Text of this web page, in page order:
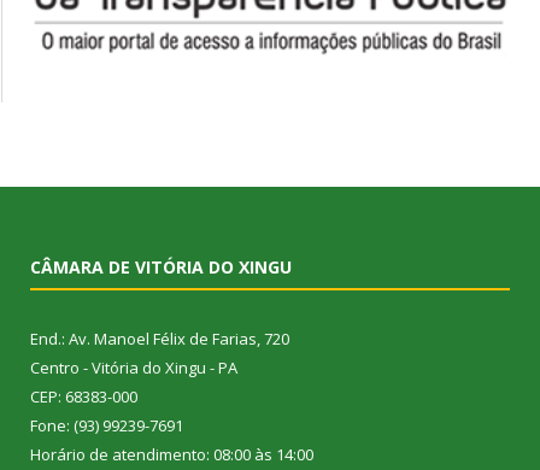
CÂMARA DE VITÓRIA DO XINGU
End.: Av. Manoel Félix de Farias, 720
Centro - Vitória do Xingu - PA
CEP: 68383-000
Fone: (93) 99239-7691
Horário de atendimento: 08:00 às 14:00